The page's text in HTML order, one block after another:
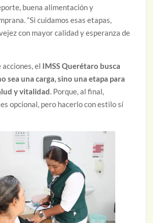
buena alimentación y
“Si cuidamos esas etapas,
con mayor calidad y esperanza de
el IMSS Querétaro busca
sea una carga, sino una etapa para
y vitalidad. Porque, al final,
opcional, pero hacerlo con estilo sí